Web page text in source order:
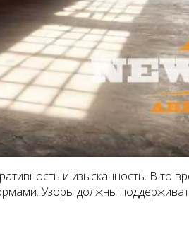
и изысканность. В то
Узоры должны